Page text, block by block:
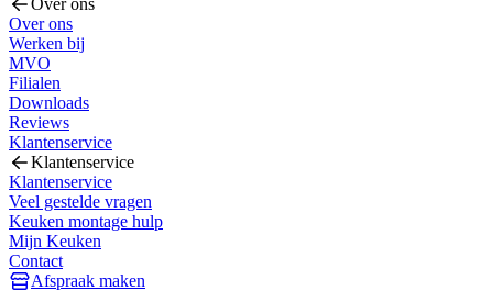
Over ons
Over ons
Werken bij
MVO
Filialen
Downloads
Reviews
Klantenservice
Klantenservice
Klantenservice
Veel gestelde vragen
Keuken montage hulp
Mijn Keuken
Contact
Afspraak maken